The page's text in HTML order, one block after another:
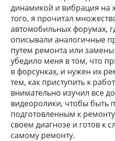
динамикой и вибрация на
того, я прочитал
автомобильных форумах,
описывали аналогичные
путем ремонта или замены
убедило меня в том, что
в форсунках, и нужен их
тем, как приступить к
внимательно изучил все
видеоролики, чтобы быть
подготовленным к
своем диагнозе и готов к
самому ремонту.